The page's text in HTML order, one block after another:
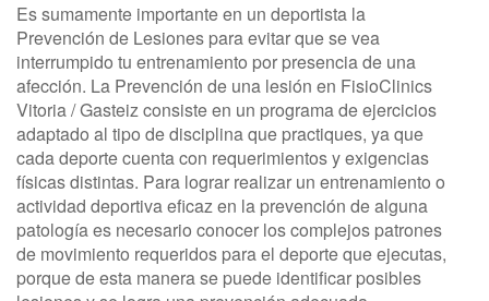
Es sumamente importante en un deportista la
Prevención de Lesiones para evitar que se vea
interrumpido tu entrenamiento por presencia de una
afección. La Prevención de una lesión en FisioClinics
Vitoria / Gasteiz consiste en un programa de ejercicios
adaptado al tipo de disciplina que practiques, ya que
cada deporte cuenta con requerimientos y exigencias
físicas distintas. Para lograr realizar un entrenamiento o
actividad deportiva eficaz en la prevención de alguna
patología es necesario conocer los complejos patrones
de movimiento requeridos para el deporte que ejecutas,
porque de esta manera se puede identificar posibles